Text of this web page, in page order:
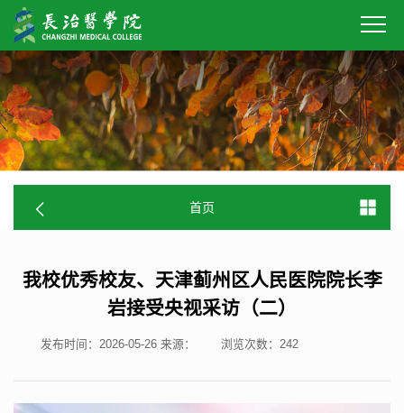
首页
我校优秀校友、天津蓟州区人民医院院长李
岩接受央视采访（二）
发布时间：2026-05-26 来源： 浏览次数： 242